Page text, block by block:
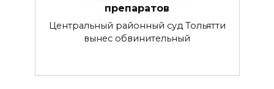
препаратов
Центральный районный суд Тольятти
вынес обвинительный